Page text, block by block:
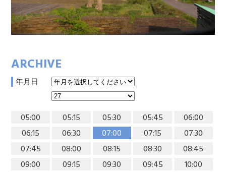
ARCHIVE
年月日
05:00 05:15 05:30 05:45
06:00
06:15
06:30 07:00 07:15
07:30
07:45
08:00 08:15 08:30
08:45
09:00
09:15 09:30 09:45
10:00